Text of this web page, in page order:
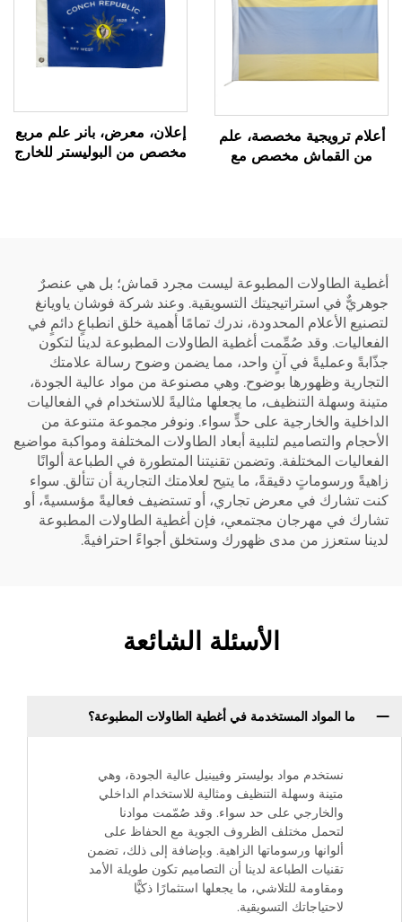
أعلام ترويجية مخصصة، علم
من القماش مخصص مع
إعلان، معرض، بانر علم مربع
مخصص من البوليستر للخارج
أغطية الطاولات المطبوعة ليست مجرد قماش؛ بل هي عنصرٌ
جوهريٌّ في استراتيجيتك التسويقية. وعند شركة فوشان ياويانغ
لتصنيع الأعلام المحدودة، ندرك تمامًا أهمية خلق انطباعٍ دائمٍ في
الفعاليات. وقد صُمِّمت أغطية الطاولات المطبوعة لدينا لتكون
جذّابةً وعمليةً في آنٍ واحد، مما يضمن وضوح رسالة علامتك
التجارية وظهورها بوضوح. وهي مصنوعة من مواد عالية الجودة،
متينة وسهلة التنظيف، ما يجعلها مثاليةً للاستخدام في الفعاليات
الداخلية والخارجية على حدٍّ سواء. ونوفر مجموعة متنوعة من
الأحجام والتصاميم لتلبية أبعاد الطاولات المختلفة ومواكبة مواضيع
الفعاليات المختلفة. وتضمن تقنيتنا المتطورة في الطباعة ألوانًا
زاهيةً ورسوماتٍ دقيقةً، ما يتيح لعلامتك التجارية أن تتألق. سواء
كنت تشارك في معرض تجاري، أو تستضيف فعاليةً مؤسسيةً، أو
تشارك في مهرجان مجتمعي، فإن أغطية الطاولات المطبوعة
لدينا ستعزز من مدى ظهورك وستخلق أجواءً احترافيةً.
الأسئلة الشائعة
ما المواد المستخدمة في أغطية الطاولات المطبوعة؟
نستخدم مواد بوليستر وفيينيل عالية الجودة، وهي
متينة وسهلة التنظيف ومثالية للاستخدام الداخلي
والخارجي على حد سواء. وقد صُمّمت موادنا
لتحمل مختلف الظروف الجوية مع الحفاظ على
ألوانها ورسوماتها الزاهية. وبإضافة إلى ذلك، تضمن
تقنيات الطباعة لدينا أن التصاميم تكون طويلة الأمد
ومقاومة للتلاشي، ما يجعلها استثمارًا ذكيًّا
لاحتياجاتك التسويقية.